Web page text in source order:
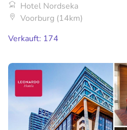
Hotel Nordseka
Voorburg (14km)
Verkauft: 174